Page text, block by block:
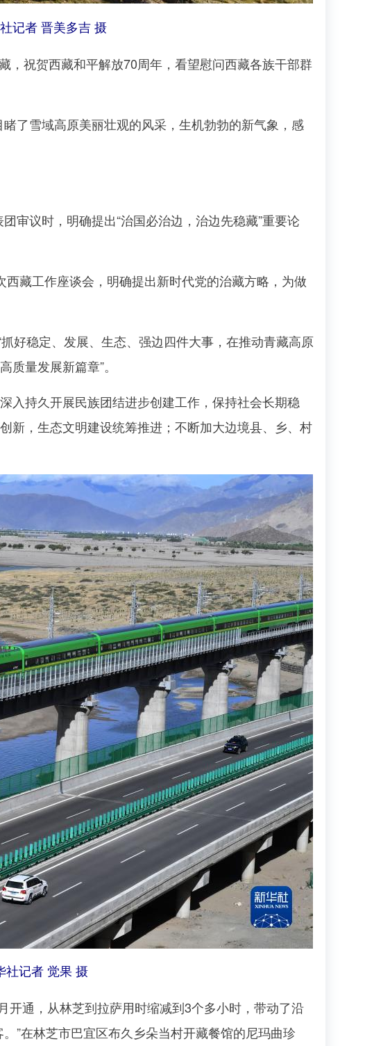
记者 晋美多吉 摄
祝贺西藏和平解放70周年，看望慰问西藏各族干部群
了雪域高原美丽壮观的风采，生机勃勃的新气象，感
议时，明确提出“治国必治边，治边先稳藏”重要论
藏工作座谈会，明确提出新时代党的治藏方略，为做
稳定、发展、生态、强边四件大事，在推动青藏高原
量发展新篇章”。
持久开展民族团结进步创建工作，保持社会长期稳
新，生态文明建设统筹推进；不断加大边境县、乡、村
记者 觉果 摄
通，从林芝到拉萨用时缩减到3个多小时，带动了沿
”在林芝市巴宜区布久乡朵当村开藏餐馆的尼玛曲珍